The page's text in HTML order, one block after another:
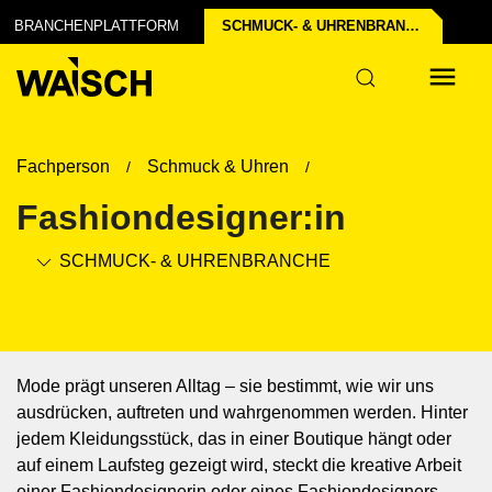
BRANCHENPLATTFORM SCHMUCK- & UHREN­BRANCHE
der Industrie
Fachperson Schmuck & Uhren
Fashiondesigner:in
SCHMUCK- & UHREN­BRANCHE
Mode prägt unseren Alltag – sie bestimmt, wie wir uns
ausdrücken, auftreten und wahrgenommen werden. Hinter
jedem Kleidungsstück, das in einer Boutique hängt oder
auf einem Laufsteg gezeigt wird, steckt die kreative Arbeit